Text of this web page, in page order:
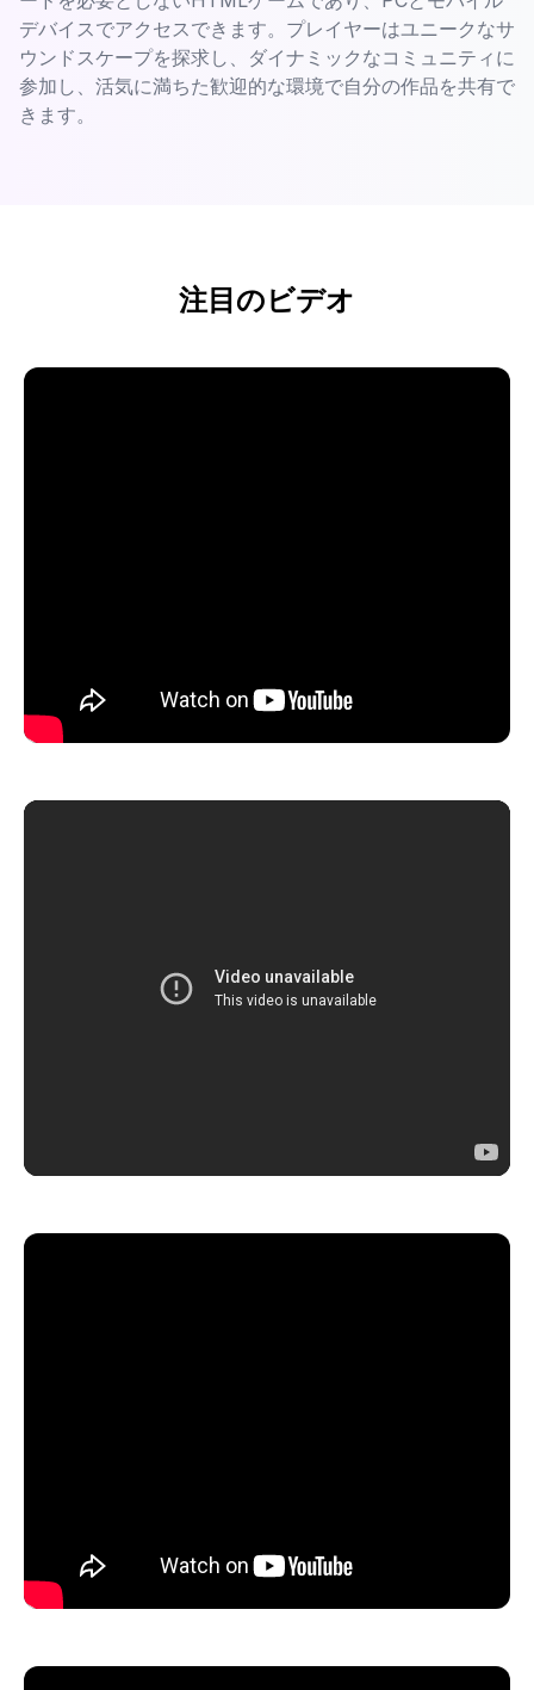
デバイスでアクセスできます。プレイヤーはユニークなサ
ウンドスケープを探求し、ダイナミックなコミュニティに
参加し、活気に満ちた歓迎的な環境で自分の作品を共有で
きます。
注目のビデオ